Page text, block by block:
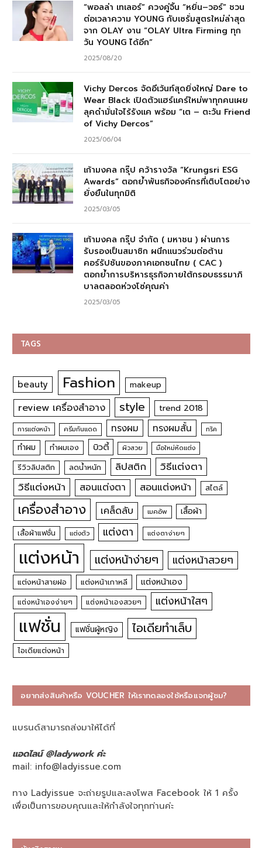
“พอลล่า เทเลอร์” ควงคู่จิ้น “หยิ่น–วอร์” ชวน
ต่อเวลาความ YOUNG กับเซรั่มสูตรใหม่ล่าสุด
จาก OLAY งาน “OLAY Ultra Firming ทุก
วัน YOUNG ได้อีก”
2025/08/20
Vichy Dercos จัดอีเว้นท์สุดยิ่งใหญ่ Dare to
Wear Black เปิดตัวแฮร์แคร์ใหม่พาทุกคนเผย
ลุคดำมั่นใจไร้รังแค พร้อม “เต – ตะวัน Friend
of Vichy Dercos”
2025/06/04
เก้ามงคล กรุ๊ป คว้ารางวัล “Krungsri ESG
Awards” ตอกย้ำพันธกิจองค์กรที่เติบโตอย่าง
ยั่งยืนในทุกมิติ
2025/03/05
เก้ามงคล กรุ๊ป จำกัด ( มหาชน ) ผ่านการ
รับรองเป็นสมาชิก ผนึกแนวร่วมต่อต้าน
คอร์รัปชันของภาคเอกชนไทย ( CAC )
ตอกย้ำการบริหารธุรกิจภายใต้กรอบธรรมาภิ
บาลตลอดห่วงโซ่คุณค่า
2025/03/05
TAGS
beauty Fashion makeup
review เครื่องสำอาง style trend 2018
การแต่งหน้า ครีมกันแดด ทรงผม ทรงผมสั้น ทริค
ทำผม ทำผมเอง บิวตี้ ผิวสวย มือใหม่หัดแต่ง
รีวิวลิปสติก ลดน้ำหนัก ลิปสติก
วิธีแต่งตา
วิธีแต่งหน้า
สอนแต่งตา สอนแต่งหน้า สไตล์
เครื่องสำอาง เคล็ดลับ เมคอัพ เสื้อผ้า
เสื้อผ้าแฟชั่น แต่งตัว แต่งตา แต่งตาง่ายๆ
แต่งหน้า แต่งหน้าง่ายๆ แต่งหน้าสวยๆ
แต่งหน้าสายฝอ แต่งหน้าเกาหลี แต่งหน้าเอง
แต่งหน้าเองง่ายๆ แต่งหน้าเองสวยๆ แต่งหน้าใสๆ
แฟชั่น แฟชั่นผู้หญิง ไอเดียทำเล็บ
ไอเดียแต่งหน้า
อยากส่งสินค้าหรือ VOUCHER ให้เราทดลองใช้หรือแจกผู้ชม?
แบรนด์สามารถส่งมาให้ได้ที่
แอดไลน์ @ladywork ค่ะ
mail: info@ladyissue.com
ทาง Ladyissue จะถ่ายรูปและลงโพส Facebook ให้ 1 ครั้ง
เพื่อเป็นการขอบคุณและให้กำลังใจทุกท่านค่ะ